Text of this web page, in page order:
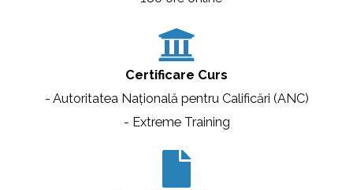
Certificare Curs
- Autoritatea Națională pentru Calificări (ANC)
- Extreme Training